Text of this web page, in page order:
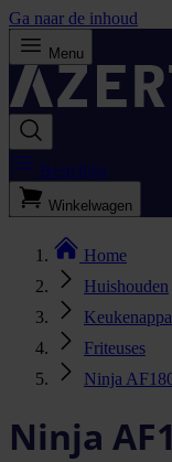
Ga naar de inhoud
Menu
Bestellijst
Winkelwagen
Home
Huishouden
Friteuses
Ninja
Ninja